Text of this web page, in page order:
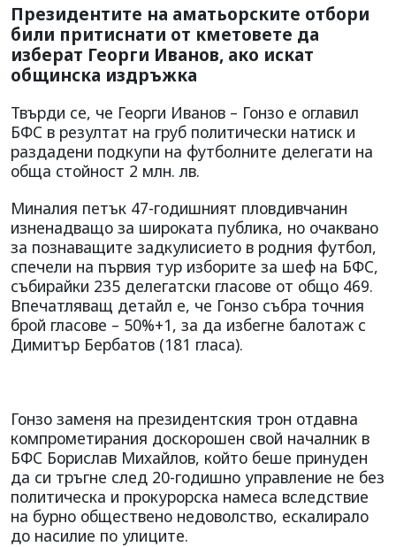
Президентите на аматьорските отбори
били притиснати от кметовете да
изберат Георги Иванов, ако искат
общинска издръжка
Твърди се, че Георги Иванов – Гонзо е оглавил
БФС в резултат на груб политически натиск и
раздадени подкупи на футболните делегати на
обща стойност 2 млн. лв.
Миналия петък 47-годишният пловдивчанин
изненадващо за широката публика, но очаквано
за познаващите задкулисието в родния футбол,
спечели на първия тур изборите за шеф на БФС,
събирайки 235 делегатски гласове от общо 469.
Впечатляващ детайл е, че Гонзо събра точния
брой гласове – 50%+1, за да избегне балотаж с
Димитър Бербатов (181 гласа).
Гонзо заменя на президентския трон отдавна
компрометирания доскорошен свой началник в
БФС Борислав Михайлов, който беше принуден
да си тръгне след 20-годишно управление не без
политическа и прокурорска намеса вследствие
на бурно обществено недоволство, ескалирало
до насилие по улиците.